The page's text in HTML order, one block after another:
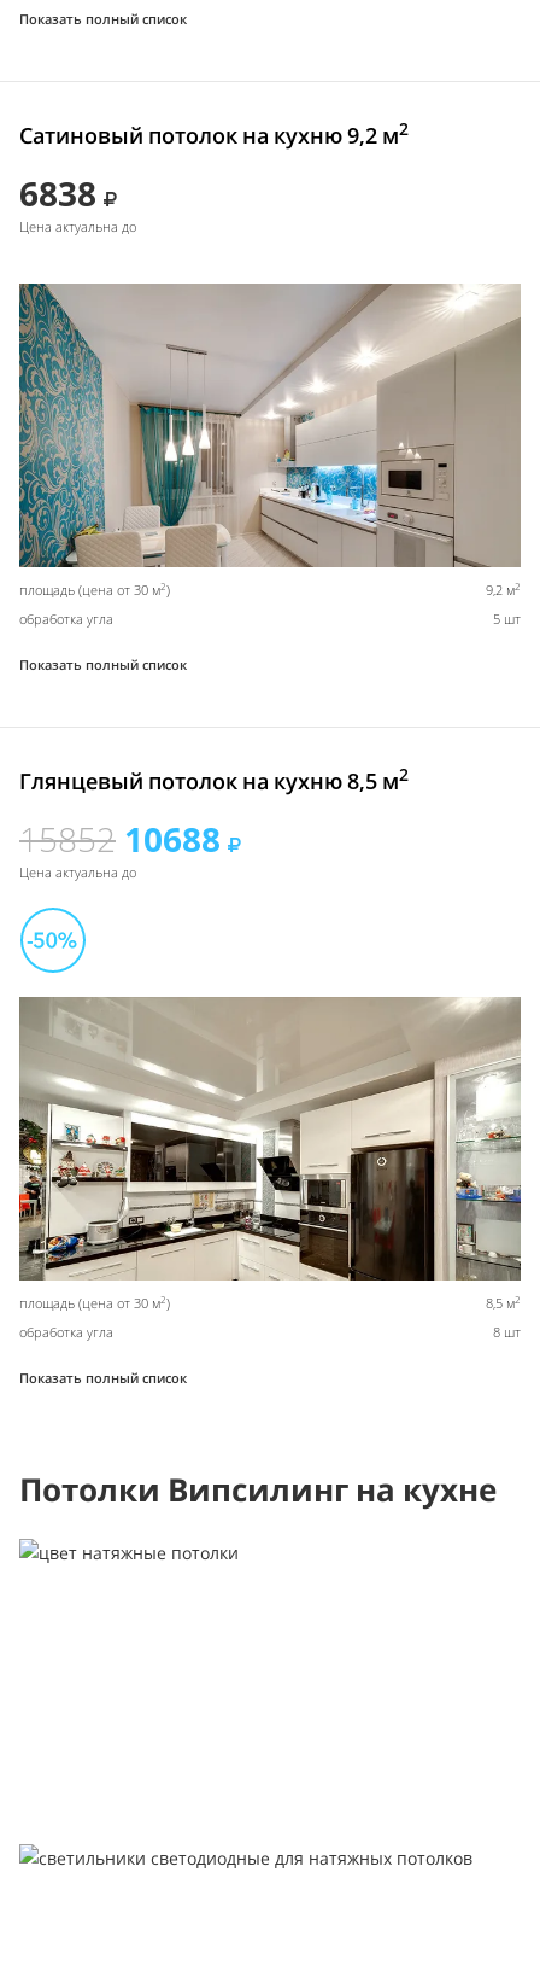
Показать полный список
Сатиновый потолок на кухню 9,2 м2
6838
Цена актуальна до
площадь (цена от 30 м2) 9,2 м2
обработка угла 5 шт
Показать полный список
Глянцевый потолок на кухню 8,5 м2
15852 10688
Цена актуальна до
площадь (цена от 30 м2) 8,5 м2
обработка угла 8 шт
Показать полный список
Потолки Випсилинг на кухне